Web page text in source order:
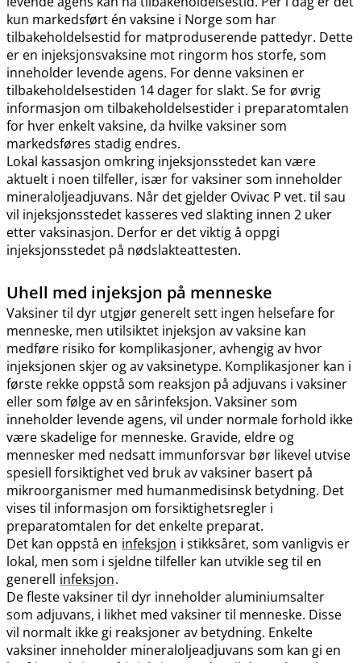
kun markedsført én vaksine i Norge som har
tilbakeholdelsestid for matproduserende pattedyr. Dette
er en injeksjonsvaksine mot ringorm hos storfe, som
inneholder levende agens. For denne vaksinen er
tilbakeholdelsestiden 14 dager for slakt. Se for øvrig
informasjon om tilbakeholdelsestider i preparatomtalen
for hver enkelt vaksine, da hvilke vaksiner som
markedsføres stadig endres.
Lokal kassasjon omkring injeksjonsstedet kan være
aktuelt i noen tilfeller, især for vaksiner som inneholder
mineraloljeadjuvans. Når det gjelder Ovivac P vet. til sau
vil injeksjonsstedet kasseres ved slakting innen 2 uker
etter vaksinasjon. Derfor er det viktig å oppgi
injeksjonsstedet på nødslakteattesten.
Uhell med injeksjon på menneske
Vaksiner til dyr utgjør generelt sett ingen helsefare for
menneske, men utilsiktet injeksjon av vaksine kan
medføre risiko for komplikasjoner, avhengig av hvor
injeksjonen skjer og av vaksinetype. Komplikasjoner kan i
første rekke oppstå som reaksjon på adjuvans i vaksiner
eller som følge av en sårinfeksjon. Vaksiner som
inneholder levende agens, vil under normale forhold ikke
være skadelige for menneske. Gravide, eldre og
mennesker med nedsatt immunforsvar bør likevel utvise
spesiell forsiktighet ved bruk av vaksiner basert på
mikroorganismer med humanmedisinsk betydning. Det
vises til informasjon om forsiktighetsregler i
preparatomtalen for det enkelte preparat.
Det kan oppstå en infeksjon i stikksåret, som vanligvis er
lokal, men som i sjeldne tilfeller kan utvikle seg til en
generell infeksjon.
De fleste vaksiner til dyr inneholder aluminiumsalter
som adjuvans, i likhet med vaksiner til menneske. Disse
vil normalt ikke gi reaksjoner av betydning. Enkelte
vaksiner inneholder mineraloljeadjuvans som kan gi en